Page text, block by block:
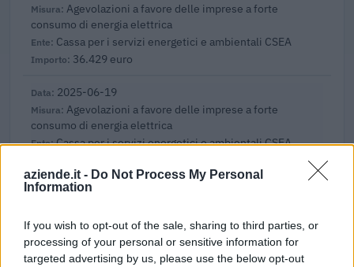
aziende.it - Do Not Process My Personal
Information
If you wish to opt-out of the sale, sharing to third parties, or
processing of your personal or sensitive information for
targeted advertising by us, please use the below opt-out
Agevolazioni a favore delle imprese a forte
consumo di energia elettrica
Cassa per i servizi energetici e ambientali CSEA
36.429 euro
2025-06-19
Agevolazioni a favore delle imprese a forte
consumo di energia elettrica
Cassa per i servizi energetici e ambientali CSEA
2024-10-04
Banca del Mezzogiorno MedioCredito Centrale S.p.A.
120.000 euro